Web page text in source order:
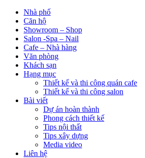
Nhà phố
Căn hộ
Showroom – Shop
Salon -Spa – Nail
Cafe – Nhà hàng
Văn phòng
Khách sạn
Hạng mục
Thiết kế và thi công quán cafe
Thiết kế và thi công salon
Bài viết
Dự án hoàn thành
Phong cách thiết kế
Tips nội thất
Tips xây dựng
Media video
Liên hệ